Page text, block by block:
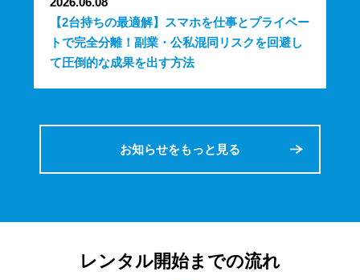
【2台持ちの最適解】スマホを仕事とプライベー
トで完全分離！副業・公私混同リスクを回避し
て圧倒的な成果を出す方法
お知らせをもっと見る
レンタル開始までの流れ